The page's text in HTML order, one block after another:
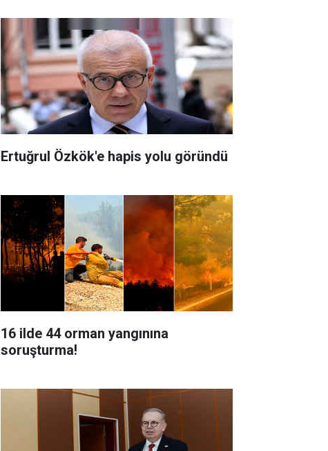
Ertuğrul Özkök'e hapis yolu göründü
16 ilde 44 orman yangınına
soruşturma!